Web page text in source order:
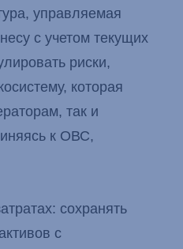
управляемая
с учетом текущих
риски,
которая
так и
к ОВС,
сохранять
с